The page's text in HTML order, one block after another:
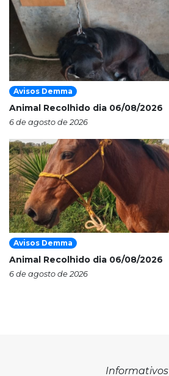
Avisos Demma
Animal Recolhido dia 06/08/2026
6 de agosto de 2026
Avisos Demma
Animal Recolhido dia 06/08/2026
6 de agosto de 2026
Informativos